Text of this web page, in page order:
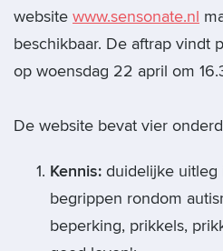
website www.sensonate.nl
beschikbaar. De aftrap vindt
op woensdag 22 april om
De website bevat vier
Kennis: duidelijke uitleg
begrippen rondom
beperking, prikkels,